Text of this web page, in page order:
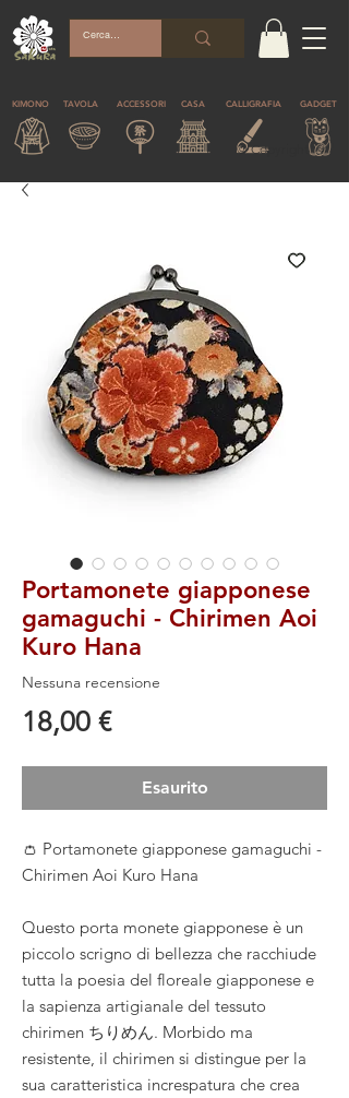
KIMONO TAVOLA ACCESSORI CASA CALLIGRAFIA GADGET
© Copyright
Portamonete giapponese
gamaguchi - Chirimen Aoi
Kuro Hana
Nessuna recensione
18,00 €Prezzo
Esaurito
👛 Portamonete giapponese gamaguchi -
Chirimen Aoi Kuro Hana
Questo porta monete giapponese è un
piccolo scrigno di bellezza che racchiude
tutta la poesia del floreale giapponese e
la sapienza artigianale del tessuto
chirimen ちりめん. Morbido ma
resistente, il chirimen si distingue per la
sua caratteristica increspatura che crea